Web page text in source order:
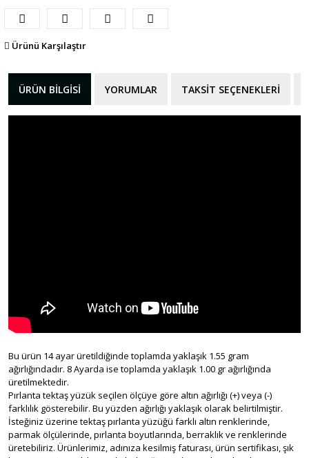
Ürünü Karşılaştır
ÜRÜN BILGISI YORUMLAR TAKSIT SEÇENEKLERI
Bu ürün 14 ayar üretildiğinde toplamda yaklaşık 1.55 gram
ağırlığındadır. 8 Ayarda ise toplamda yaklaşık 1.00 gr ağırlığında
üretilmektedir.
Pırlanta tektaş yüzük seçilen ölçüye göre altın ağırlığı (+) veya (-)
farklılık gösterebilir. Bu yüzden ağırlığı yaklaşık olarak belirtilmiştir.
İsteğiniz üzerine tektaş pırlanta yüzüğü farklı altın renklerinde,
parmak ölçülerinde, pırlanta boyutlarında, berraklık ve renklerinde
üretebiliriz. Ürünlerimiz, adınıza kesilmiş faturası, ürün sertifikası, şık